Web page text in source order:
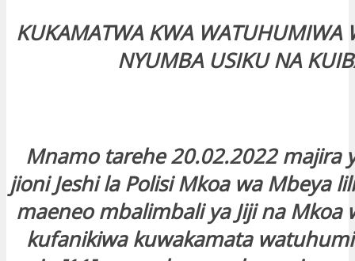
KUKAMATWA KWA WATUHUMIWA
NYUMBA USIKU NA
Mnamo tarehe 20.02.2022 majira
jioni Jeshi la Polisi Mkoa wa Mbeya
maeneo mbalimbali ya Jiji na Mkoa
kufanikiwa kuwakamata